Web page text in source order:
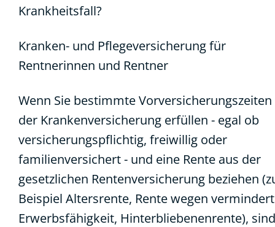
Krankheitsfall?
Kranken- und Pflegeversicherung für
Rentnerinnen und Rentner
Wenn Sie bestimmte
der Krankenversicherung erfüllen - egal ob
versicherungspflichtig, freiwillig oder
familienversichert - und eine Rente aus der
gesetzlichen Rentenversicherung beziehen
Beispiel Altersrente, Rente wegen
Erwerbsfähigkeit, Hinterbliebenenrente),